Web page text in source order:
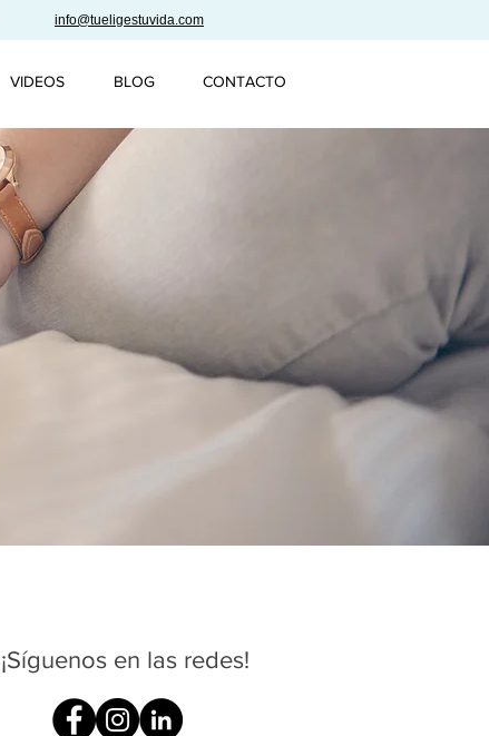
VIDEOS BLOG CONTACTO
¡Síguenos en las redes!
info@tueligestuvida.com